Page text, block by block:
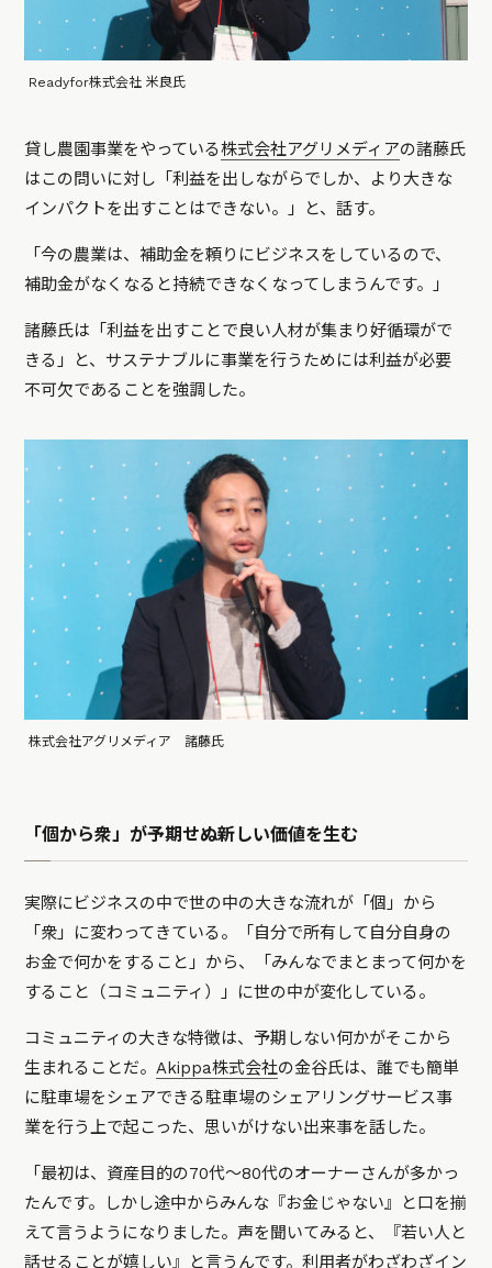
Readyfor株式会社 米良氏
貸し農園事業をやっている株式会社アグリメディアの諸藤氏
はこの問いに対し「利益を出しながらでしか、より大きな
インパクトを出すことはできない。」と、話す。
「今の農業は、補助金を頼りにビジネスをしているので、
補助金がなくなると持続できなくなってしまうんです。」
諸藤氏は「利益を出すことで良い人材が集まり好循環がで
きる」と、サステナブルに事業を行うためには利益が必要
不可欠であることを強調した。
株式会社アグリメディア 諸藤氏
「個から衆」が予期せぬ新しい価値を生む
実際にビジネスの中で世の中の大きな流れが「個」から
「衆」に変わってきている。「自分で所有して自分自身の
お金で何かをすること」から、「みんなでまとまって何かを
すること（コミュニティ）」に世の中が変化している。
コミュニティの大きな特徴は、予期しない何かがそこから
生まれることだ。Akippa株式会社の金谷氏は、誰でも簡単
に駐車場をシェアできる駐車場のシェアリングサービス事
業を行う上で起こった、思いがけない出来事を話した。
「最初は、資産目的の70代〜80代のオーナーさんが多かっ
たんです。しかし途中からみんな『お金じゃない』と口を揃
えて言うようになりました。声を聞いてみると、『若い人と
話せることが嬉しい』と言うんです。利用者がわざわざイン